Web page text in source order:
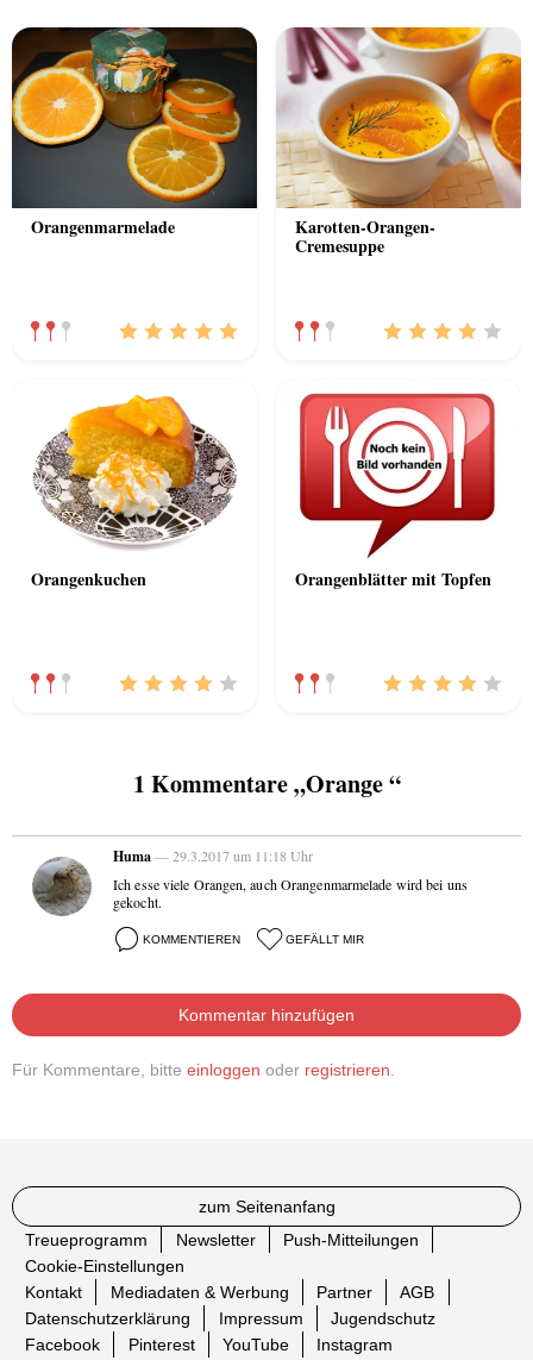
Orangenmarmelade Karotten-Orangen-
Cremesuppe
Orangenkuchen Orangenblätter mit Topfen
1 Kommentare „Orange “
Huma— 29.3.2017 um 11:18 Uhr
Ich esse viele Orangen, auch Orangenmarmelade wird bei uns
gekocht.
KOMMENTIEREN GEFÄLLT MIR
Kommentar hinzufügen
Für Kommentare, bitte einloggen oder registrieren
zum Seitenanfang
Treueprogramm
Newsletter
Push-Mitteilungen
Cookie-Einstellungen
Kontakt
Mediadaten & Werbung Partner
AGB
Datenschutzerklärung
Impressum
Jugendschutz
Facebook
Pinterest YouTube Instagram